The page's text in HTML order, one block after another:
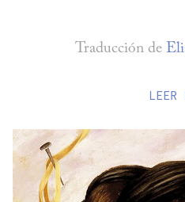
Traducción de
LEER